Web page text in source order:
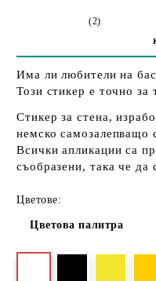
(2)
Има ли любители на
Този стикер е точно за
Стикер за стена,
немско самозалепващо
Всички апликации са
съобразени, така че да
Цветове:
Цветова палитра